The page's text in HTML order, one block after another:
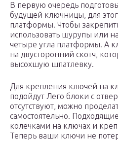
В первую очередь
будущей ключницы, для
платформы. Чтобы
использовать шурупы или
четыре угла платформы. А
на двусторонний скотч,
высохшую шпатлевку.
Для крепления ключей на
подойдут Лего блоки с
отсутствуют, можно
самостоятельно.
колечками на ключах и
Теперь ваши ключи не